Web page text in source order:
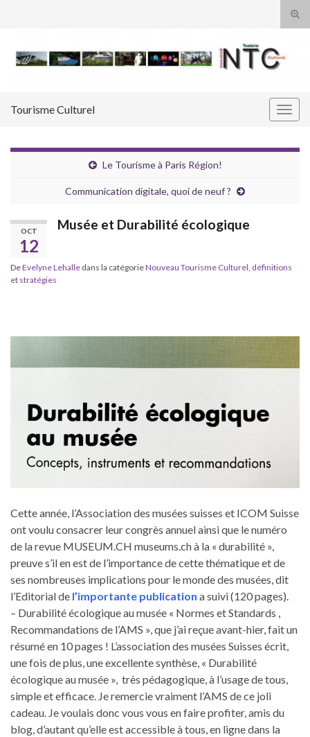
Tourisme Culturel
Le Tourisme à Paris Région!
Communication digitale, quoi de neuf ?
OCT
12
Musée et Durabilité écologique
DeEvelyne Lehalle dans la catégorieNouveau Tourisme Culturel, définitions
et stratégies
Cette année, l’Association des musées suisses et ICOM Suisse
ont voulu consacrer leur congrès annuel ainsi que le numéro
de la revue MUSEUM.CH museums.ch à la « durabilité »,
preuve s’il en est de l’importance de cette thématique et de
ses nombreuses implications pour le monde des musées, dit
l’Editorial de l’importante publication a suivi (120 pages).
– Durabilité écologique au musée « Normes et Standards ,
Recommandations de l’AMS », que j’ai reçue avant-hier, fait un
résumé en 10 pages ! L’association des musées Suisses écrit,
une fois de plus, une excellente synthèse, « Durabilité
écologique au musée », très pédagogique, à l’usage de tous,
simple et efficace. Je remercie vraiment l’AMS de ce joli
cadeau. Je voulais donc vous vous en faire profiter, amis du
blog, d’autant qu’elle est accessible à tous, en ligne dans la